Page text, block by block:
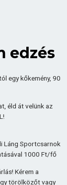
edzés
egy kőkemény, 90
éld át velünk az
Láng Sportcsarnok
1000 Ft/fő
Kérem a
törölközőt vagy